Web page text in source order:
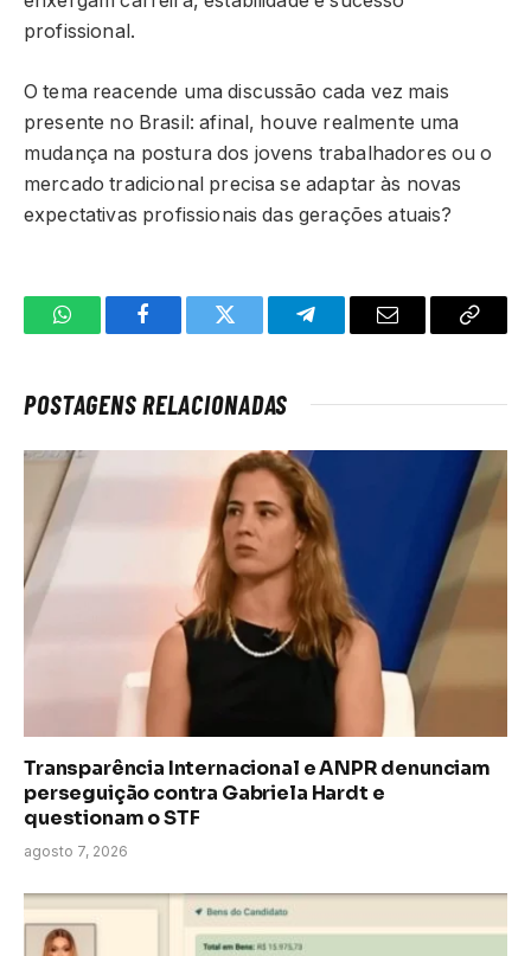
profissional.
O tema reacende uma discussão cada vez mais
presente no Brasil: afinal, houve realmente uma
mudança na postura dos jovens trabalhadores ou o
mercado tradicional precisa se adaptar às novas
expectativas profissionais das gerações atuais?
WhatsAppFacebookTwitter TelegramaE-
Copiar
POSTAGENS RELACIONADAS
Transparência Internacional e ANPR denunciam
perseguição contra Gabriela Hardt e
questionam o STF
agosto 7, 2026